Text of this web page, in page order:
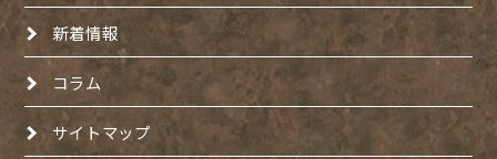
新着情報
コラム
サイトマップ